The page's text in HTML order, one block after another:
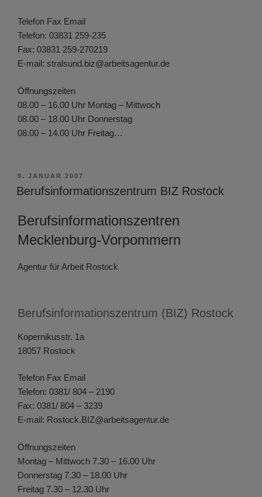
Telefon Fax Email
Telefon: 03831 259-235
Fax: 03831 259-270219
E-mail: stralsund.biz@arbeitsagentur.de
Öffnungszeiten
08.00 – 16.00 Uhr Montag – Mittwoch
08.00 – 18.00 Uhr Donnerstag
08.00 – 14.00 Uhr Freitag…
VERÖFFENTLICHT
AM
9. JANUAR 2007
Berufsinformationszentrum BIZ Rostock
Berufsinformationszentren
Mecklenburg-Vorpommern
Agentur für Arbeit Rostock
Berufsinformationszentrum (BIZ) Rostock
Kopernikusstr. 1a
18057 Rostock
Telefon Fax Email
Telefon: 0381/ 804 – 2190
Fax: 0381/ 804 – 3239
E-mail: Rostock.BIZ@arbeitsagentur.de
Öffnungszeiten
Montag – Mittwoch 7.30 – 16.00 Uhr
Donnerstag 7.30 – 18.00 Uhr
Freitag 7.30 – 12.30 Uhr